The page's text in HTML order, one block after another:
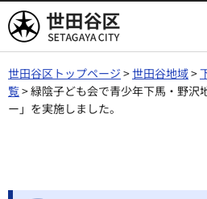
世田谷区
世田谷区トップページ >世田谷地域>
覧> 緑陰子ども会で青少年下馬・野沢
ー」を実施しました。